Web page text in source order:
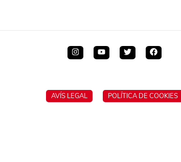
AVÍS LEGAL POLÍTICA DE COOKIES